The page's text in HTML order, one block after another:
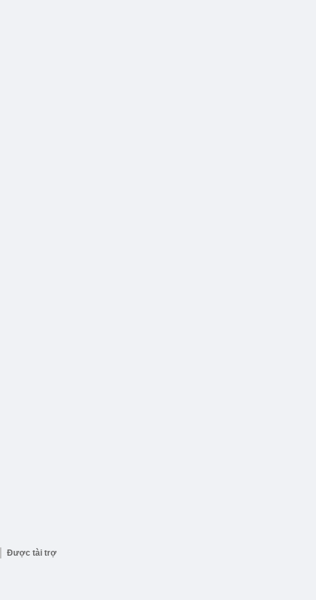
Được tài trợ